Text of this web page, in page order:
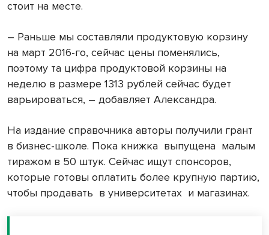
стоит на месте.
– Раньше мы составляли продуктовую корзину
на март 2016-го, сейчас цены поменялись,
поэтому та цифра продуктовой корзины на
неделю в размере 1313 рублей сейчас будет
варьироваться, – добавляет Александра.
На издание справочника авторы получили грант
в бизнес-школе. Пока книжка выпущена малым
тиражом в 50 штук. Сейчас ищут спонсоров,
которые готовы оплатить более крупную партию,
чтобы продавать в университетах и магазинах.